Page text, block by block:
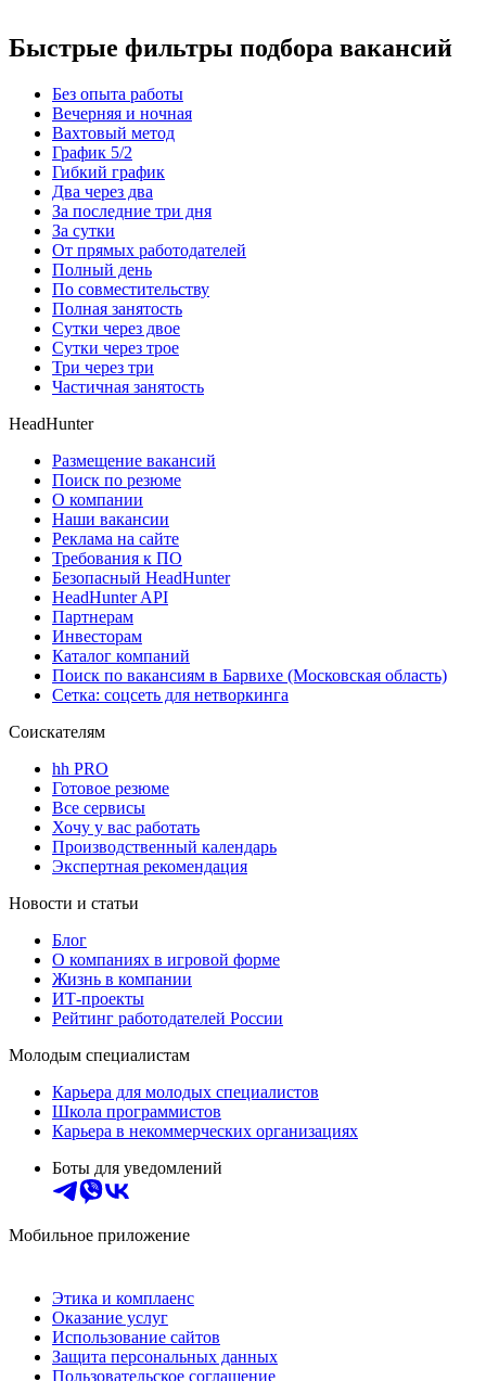
Быстрые фильтры подбора вакансий
Без опыта работы
Вечерняя и ночная
Вахтовый метод
График 5/2
Гибкий график
Два через два
За последние три дня
За сутки
От прямых работодателей
Полный день
По совместительству
Полная занятость
Сутки через двое
Сутки через трое
Три через три
Частичная занятость
HeadHunter
Размещение вакансий
Поиск по резюме
О компании
Наши вакансии
Реклама на сайте
Требования к ПО
Безопасный HeadHunter
HeadHunter API
Партнерам
Инвесторам
Каталог компаний
Поиск по вакансиям в Барвихе (Московская область)
Сетка: соцсеть для нетворкинга
Соискателям
hh PRO
Готовое резюме
Все сервисы
Хочу у вас работать
Производственный календарь
Экспертная рекомендация
Новости и статьи
Блог
О компаниях в игровой форме
Жизнь в компании
ИТ-проекты
Рейтинг работодателей России
Молодым специалистам
Карьера для молодых специалистов
Школа программистов
Карьера в некоммерческих организациях
Боты для уведомлений
Мобильное приложение
Этика и комплаенс
Оказание услуг
Использование сайтов
Защита персональных данных
Пользовательское соглашение